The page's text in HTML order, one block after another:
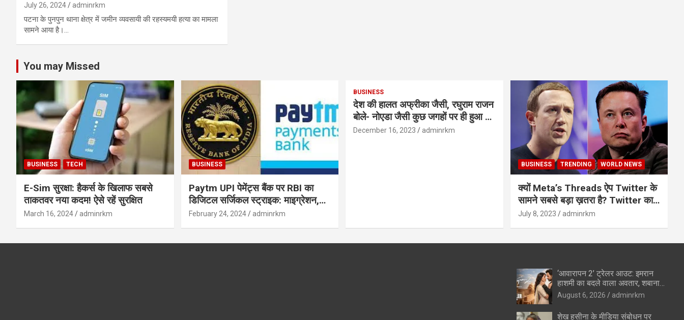
July 26, 2024 adminrkm
पटना के पुनपुन थाना क्षेत्र में जमीन व्यवसायी की रहस्यमयी हत्या का मामला
सामने आया है।…
You may Missed
BUSINESS TECH
E-Sim सुरक्षा: हैकर्स के खिलाफ सबसे
ताकतवर नया कदम! ऐसे रहें सुरक्षित
March 16, 2024 adminrkm
BUSINESS
Paytm UPI पेमेंट्स बैंक पर RBI का
डिजिटल सर्जिकल स्ट्राइक: माइग्रेशन,
सुरक्षा और उपयोगकर्ताओं के लिए सलाह!
February 24, 2024 adminrkm
BUSINESS
देश की हालत अफ्रीका जैसी, रघुराम राजन
बोले- नोएडा जैसी कुछ जगहों पर ही हुआ है
विकास : रघुराम राजन
December 16, 2023 adminrkm
BUSINESS TRENDING WORLD NEWS
क्यों Meta’s Threads ऐप Twitter के
सामने सबसे बड़ा ख़तरा है? Twitter का
अंत?
July 8, 2023 adminrkm
‘आवारापन 2’ ट्रेलर आउट: इमरान
हाशमी का बदले वाला अवतार, शबाना
आजमी के विलेन रोल ने उड़ाए होश
August 6, 2026 adminrkm
शेख हसीना के मीडिया संबोधन पर